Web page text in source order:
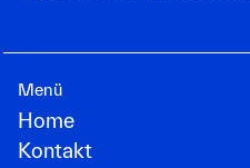
Menü
Home
Kontakt